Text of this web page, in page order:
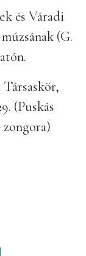
és Váradi
(G.
(Puskás